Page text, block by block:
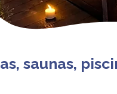
saunas,